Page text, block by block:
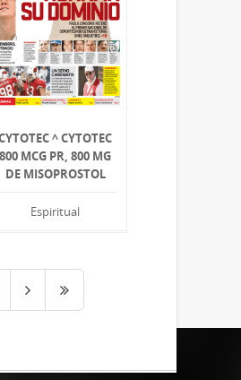
^ CYTOTEC
800 MCG PR, 800 MG
DE MISOPROSTOL
Espiritual